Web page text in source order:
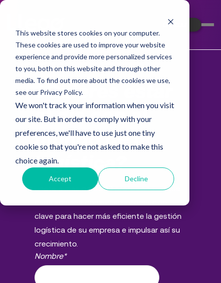
This website stores cookies on your computer.
These cookies are used to improve your website
experience and provide more personalized services
to you, both on this website and through other
media. To find out more about the cookies we use,
see our Privacy Policy.
We won't track your information when you visit
our site. But in order to comply with your
preferences, we'll have to use just one tiny
cookie so that you're not asked to make this
choice again.
Accept Decline
Cotizar
¿Quieres estar
al día con el
mundo de la
logística?
Únete a más de 3.500 profesionales que
clave para hacer más eficiente la gestión
logística de su empresa e impulsar así su
crecimiento.
Nombre*